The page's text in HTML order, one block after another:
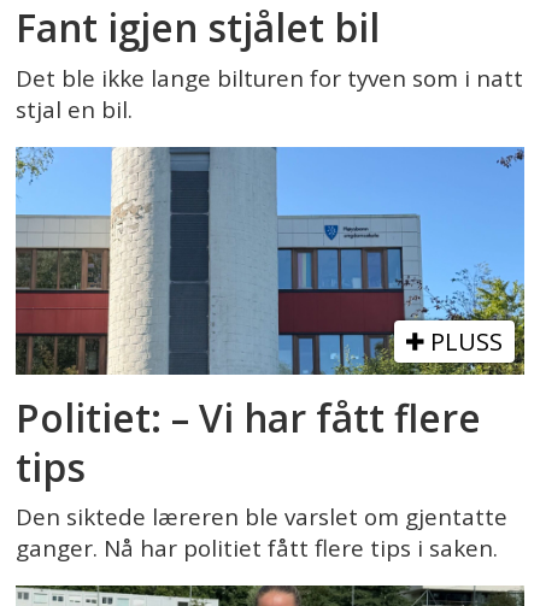
Fant igjen stjålet bil
Det ble ikke lange bilturen for tyven som i natt
stjal en bil.
PLUSS
Politiet: – Vi har fått flere
tips
Den siktede læreren ble varslet om gjentatte
ganger. Nå har politiet fått flere tips i saken.